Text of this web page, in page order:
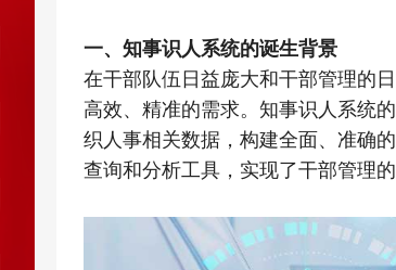
一、知事识人系统的诞生背景
在干部队伍日益庞大和干部管理的
高效、精准的需求。知事识人系统
织人事相关数据，构建全面、准确
查询和分析工具，实现了干部管理的